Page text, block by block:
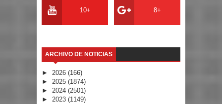
10+ 8+
ARCHIVO DE NOTICIAS
► 2026 (166)
► 2025 (1874)
► 2024 (2501)
► 2023 (1149)